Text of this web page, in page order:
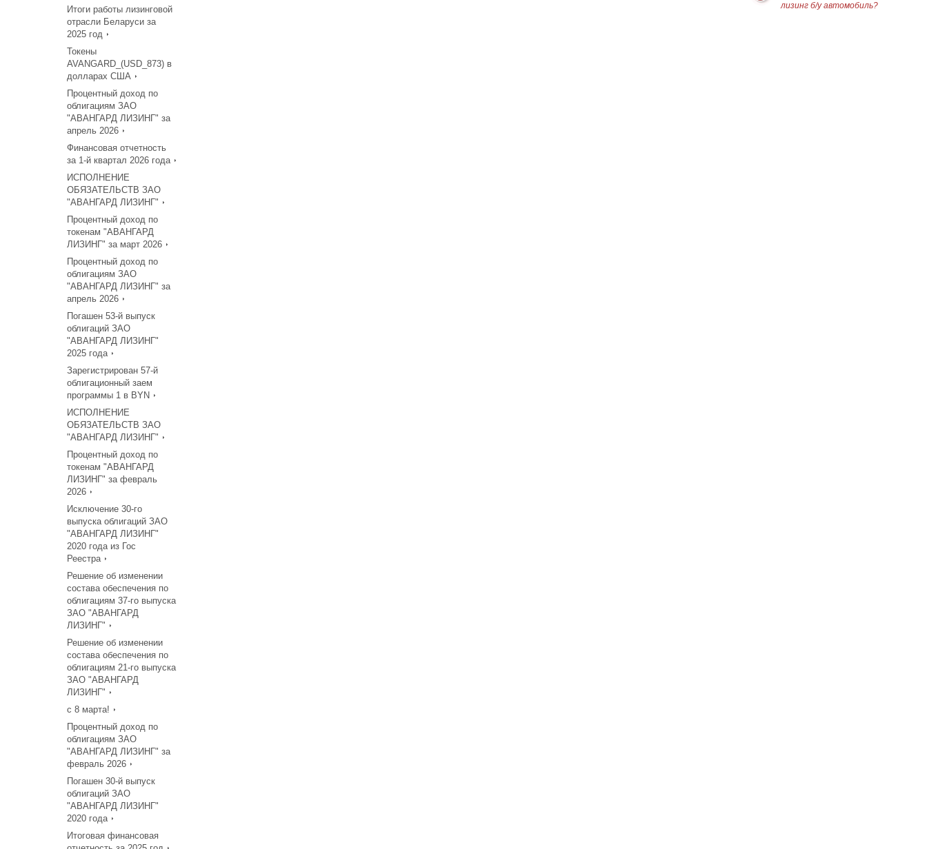
Итоги работы лизинговой
отрасли Беларуси за
2025 год
Токены
AVANGARD_(USD_873) в
долларах США
Процентный доход по
облигациям ЗАО
"АВАНГАРД ЛИЗИНГ" за
апрель 2026
Финансовая отчетность
за 1-й квартал 2026 года
ИСПОЛНЕНИЕ
ОБЯЗАТЕЛЬСТВ ЗАО
"АВАНГАРД ЛИЗИНГ"
Процентный доход по
токенам "АВАНГАРД
ЛИЗИНГ" за март 2026
Процентный доход по
облигациям ЗАО
"АВАНГАРД ЛИЗИНГ" за
апрель 2026
Погашен 53-й выпуск
облигаций ЗАО
"АВАНГАРД ЛИЗИНГ"
2025 года
Зарегистрирован 57-й
облигационный заем
программы 1 в BYN
ИСПОЛНЕНИЕ
ОБЯЗАТЕЛЬСТВ ЗАО
"АВАНГАРД ЛИЗИНГ"
Процентный доход по
токенам "АВАНГАРД
ЛИЗИНГ" за февраль
2026
Исключение 30-го
выпуска облигаций ЗАО
"АВАНГАРД ЛИЗИНГ"
2020 года из Гос
Реестра
Решение об изменении
состава обеспечения по
облигациям 37-го выпуска
ЗАО "АВАНГАРД
ЛИЗИНГ"
Решение об изменении
состава обеспечения по
облигациям 21-го выпуска
ЗАО "АВАНГАРД
ЛИЗИНГ"
с 8 марта!
Процентный доход по
облигациям ЗАО
"АВАНГАРД ЛИЗИНГ" за
февраль 2026
Погашен 30-й выпуск
облигаций ЗАО
"АВАНГАРД ЛИЗИНГ"
2020 года
Итоговая финансовая
лизинг б/у автомобиль?